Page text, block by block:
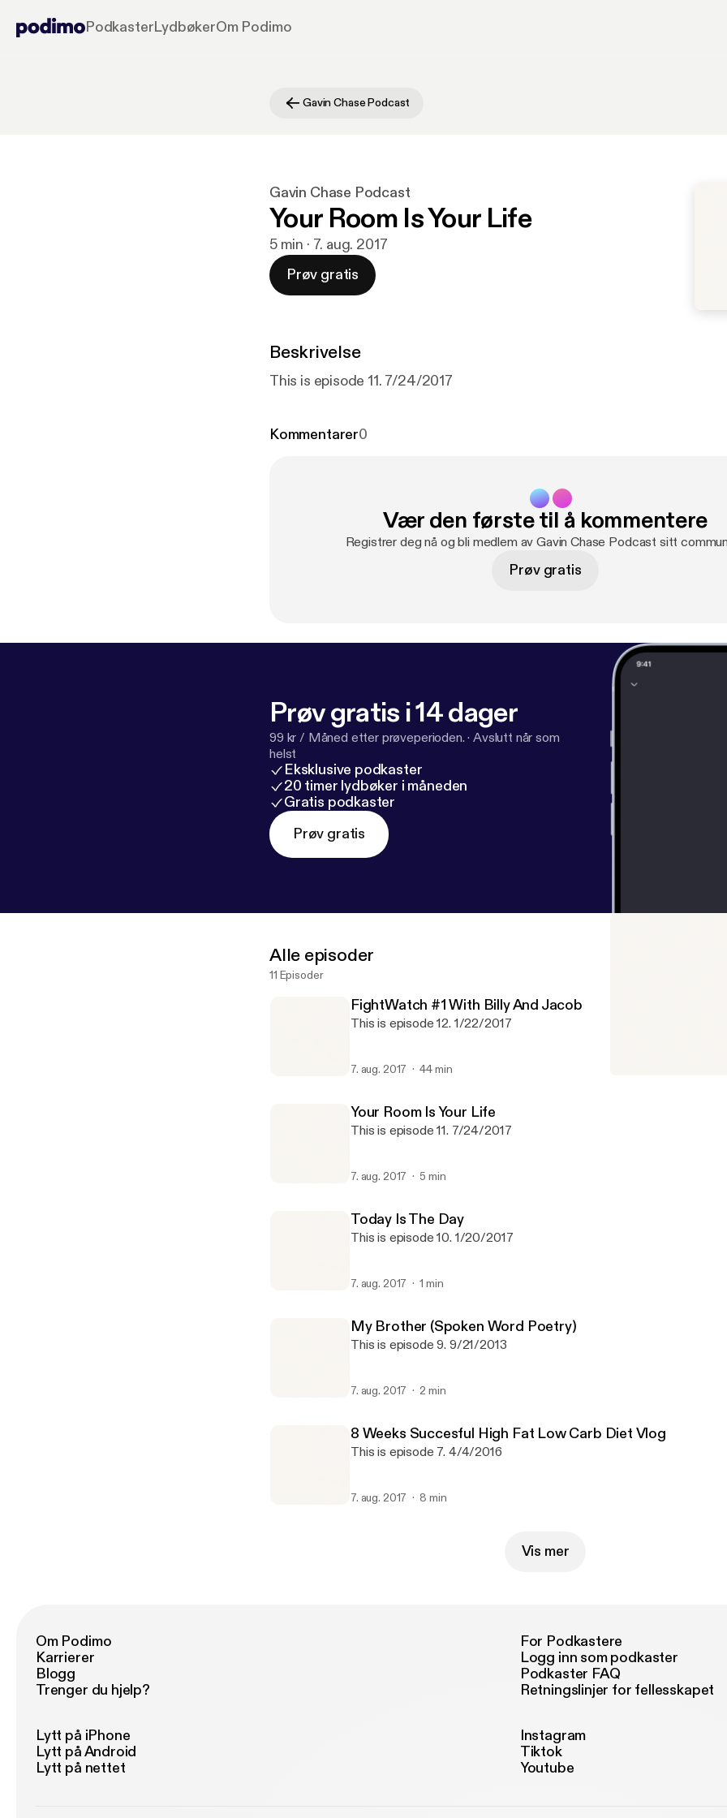
PodkasterLydbøkerOm Podimo
Gavin Chase Podcast
Gavin Chase Podcast
Your Room Is Your Life
5 min · 7. aug. 2017
Prøv gratis
Beskrivelse
This is episode 11. 7/24/2017
Kommentarer0
Vær den første til å kommentere
Registrer deg nå og bli medlem av Gavin Chase Podcast sitt
Prøv gratis
Prøv gratis i 14 dager
99 kr / Måned etter prøveperioden. ·Avslutt når som
helst
Eksklusive podkaster
20 timer lydbøker i måneden
Gratis podkaster
Prøv gratis
Alle episoder
11 Episoder
FightWatch #1 With Billy And Jacob
This is episode 12. 1/22/2017
7. aug. 2017 44 min
Your Room Is Your Life
This is episode 11. 7/24/2017
7. aug. 2017 5 min
Today Is The Day
This is episode 10. 1/20/2017
7. aug. 2017 1 min
My Brother (Spoken Word Poetry)
This is episode 9. 9/21/2013
7. aug. 2017 2 min
8 Weeks Succesful High Fat Low Carb Diet Vlog
This is episode 7. 4/4/2016
7. aug. 2017 8 min
Vis mer
Om Podimo
Karrierer
Blogg
Trenger du hjelp?
For Podkastere
Logg inn som podkaster
Podkaster FAQ
Retningslinjer for fellesskapet
Lytt på iPhone
Lytt på Android
Lytt på nettet
Instagram
Tiktok
Youtube